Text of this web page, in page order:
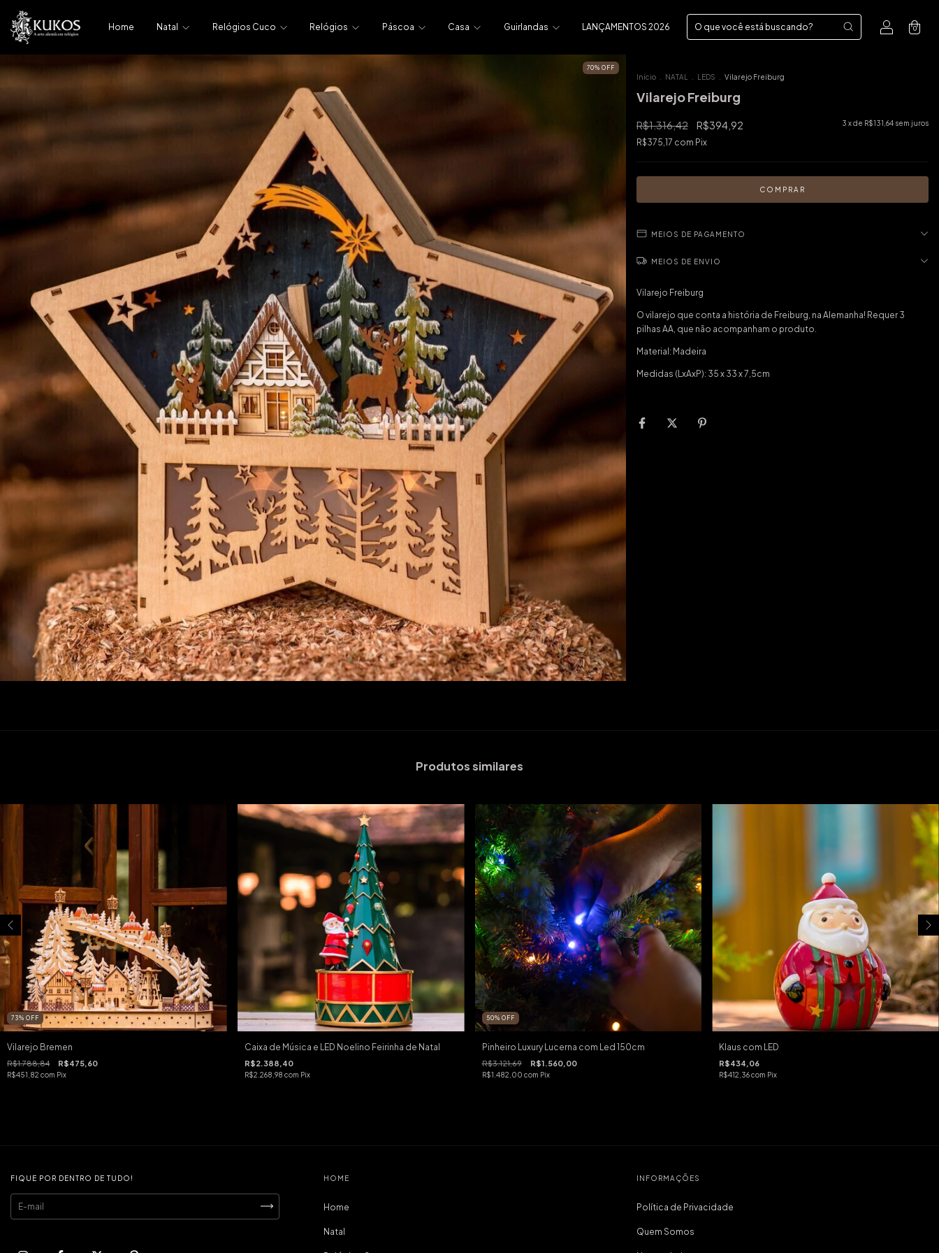
Home Natal Relógios Cuco Relógios Páscoa Casa Guirlandas LANÇAMENTOS 2026 0
70% OFF
Início NATAL LEDS Vilarejo Freiburg
Vilarejo Freiburg
R$1.316,42 R$394,92 3 x de R$131,64 sem juros
R$375,17 com Pix
MEIOS DE PAGAMENTO
MEIOS DE ENVIO
Vilarejo Freiburg
O vilarejo que conta a história de Freiburg, na Alemanha! Requer 3
pilhas AA, que não acompanham o produto.
Material: Madeira
Medidas (LxAxP): 35 x 33 x 7,5cm
Produtos similares
73% OFF
Vilarejo Bremen
R$1.788,84 R$475,60
R$451,82 com Pix
Caixa de Música e LED Noelino Feirinha de Natal
R$2.388,40
R$2.268,98 com Pix
50% OFF
Pinheiro Luxury Lucerna com Led 150cm
R$3.121,69 R$1.560,00
R$1.482,00 com Pix
Klaus com LED
R$434,06
R$412,36com Pix
FIQUE POR DENTRO DE TUDO! HOME
Home
Natal
INFORMAÇÕES
Política de Privacidade
Quem Somos